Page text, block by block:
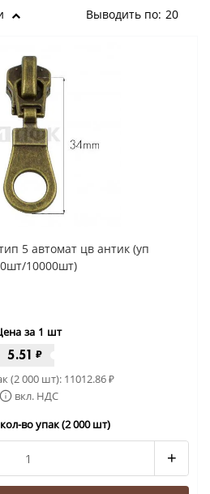
Выводить по: 20
5 автомат цв антик (уп
10000шт)
за 1 шт
5.51 ₽
(2 000 шт): 11012.86₽
вкл. НДС
во упак (2 000 шт)
+